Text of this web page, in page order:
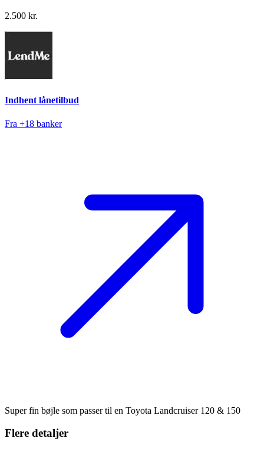
2.500 kr.
Indhent lånetilbud
Fra +18 banker
Super fin bøjle som passer til en Toyota Landcruiser 120 & 150
Flere detaljer